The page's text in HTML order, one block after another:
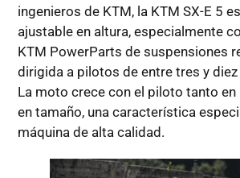
ingenieros de KTM, la KTM SX-E 5
ajustable en altura, especialmente
KTM PowerParts de suspensiones
dirigida a pilotos de entre tres y diez
La moto crece con el piloto tanto
en tamaño, una característica
máquina de alta calidad.